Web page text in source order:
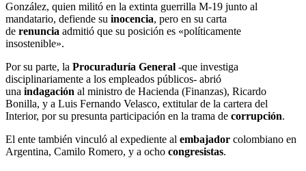
González, quien militó en la extinta guerrilla M-19 junto al
mandatario, defiende su inocencia, pero en su carta
de renuncia admitió que su posición es «políticamente
insostenible».
Por su parte, la Procuraduría General -que investiga
disciplinariamente a los empleados públicos- abrió
una indagación al ministro de Hacienda (Finanzas), Ricardo
Bonilla, y a Luis Fernando Velasco, extitular de la cartera del
Interior, por su presunta participación en la trama de corrupción.
El ente también vinculó al expediente al embajador colombiano en
Argentina, Camilo Romero, y a ocho congresistas.